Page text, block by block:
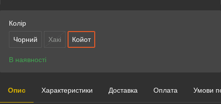
Колір
Чорний Хакі Койот
В наявності
Опис Характеристики Доставка Оплата Умови